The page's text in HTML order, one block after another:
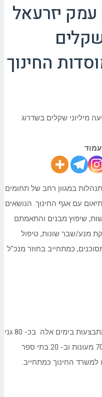
יזרעאל
החינוך
במגוון רחב של תחומים
עם אגף החינוך. הנושאים
שיפוץ מבנים והתאמתם
מנע/שבר שונות, טיפול
כמתחייב בחוזר מנכ"ל
טיפול בדרישות לפי דו"חות הבטיחות מתבצעות בימים אלה בכ- 80 גני
ילדים. כמו כן, בוצעו סקרי בטיחות בכ-70 מעונות וב- 20 בתי ספר
למשרד החינוך כמתחייב.